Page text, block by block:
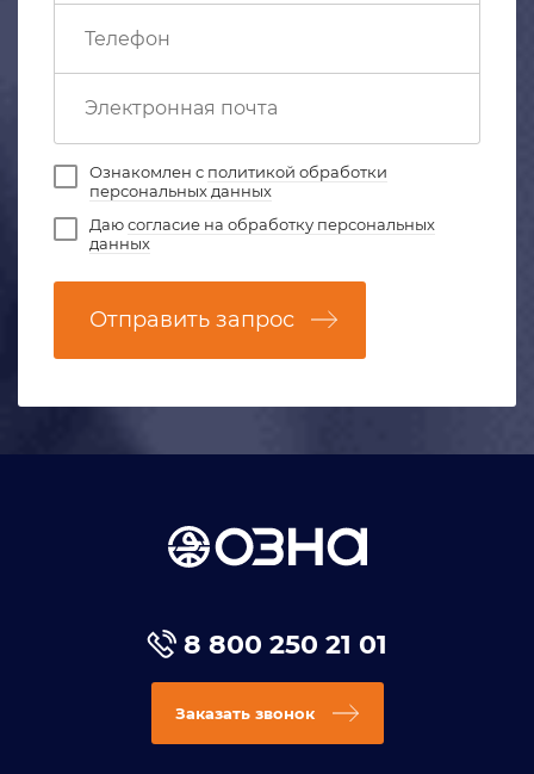
Ознакомлен с политикой обработки
персональных данных
Даюсогласие на обработку персональных
данных
Отправить запрос
8 800 250 21 01
Заказать звонок